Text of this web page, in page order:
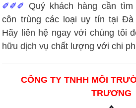
✐✐✐ Quý khách hàng cần
côn trùng các loại uy tín tại Đà
Hãy liên hệ ngay với chúng tôi
hữu dịch vụ chất lượng với chi
CÔNG TY TNHH MÔI
TRƯƠNG